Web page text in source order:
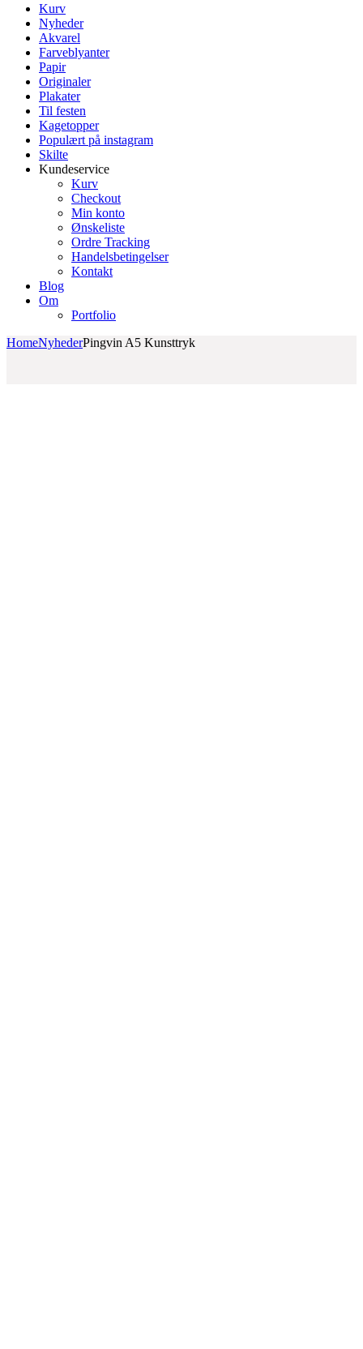
Kurv
Nyheder
Akvarel
Farveblyanter
Papir
Originaler
Plakater
Til festen
Kagetopper
Populært på instagram
Skilte
Kundeservice
Kurv
Checkout
Min konto
Ønskeliste
Ordre Tracking
Handelsbetingelser
Kontakt
Blog
Om
Portfolio
HomeNyhederPingvin A5 Kunsttryk